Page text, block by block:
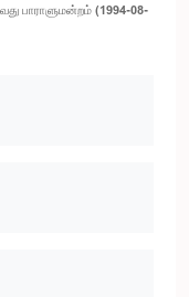
பாராளுமன்றம் (1994-08-